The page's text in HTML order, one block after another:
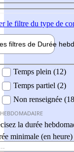
le filtre du type de
filtres de Durée
Temps plein (12)
Temps partiel (2)
Non renseignée
la durée
minimale (en heure)